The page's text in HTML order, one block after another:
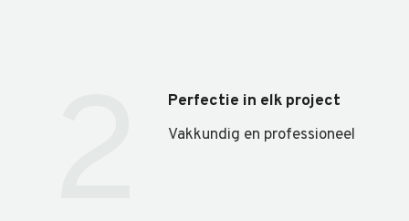
Perfectie in elk project
Vakkundig en professioneel